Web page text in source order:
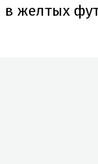
желтых